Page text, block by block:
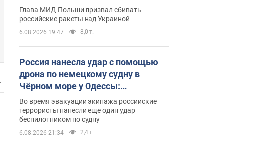
Украиной
Глава МИД Польши призвал сбивать
российские ракеты над Украиной
6.08.2026 19:47 8,0 т.
Россия нанесла удар с помощью
дрона по немецкому судну в
Чёрном море у Одессы:
подробности
Во время эвакуации экипажа российские
террористы нанесли еще один удар
беспилотником по судну
6.08.2026 21:34 2,4 т.